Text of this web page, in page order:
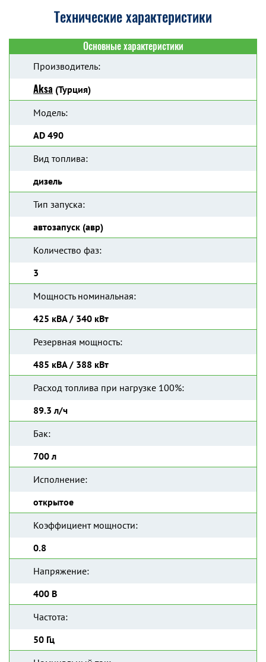
Технические характеристики
Основные характеристики
Производитель:
Aksa (Турция)
Модель:
AD 490
Вид топлива:
дизель
Тип запуска:
автозапуск (авр)
Количество фаз:
3
Мощность номинальная:
425 кВА / 340 кВт
Резервная мощность:
485 кВА / 388 кВт
Расход топлива при нагрузке 100%:
89.3 л/ч
Бак:
700 л
Исполнение:
открытое
Коэффициент мощности:
0.8
Напряжение:
400 В
Частота:
50 Гц